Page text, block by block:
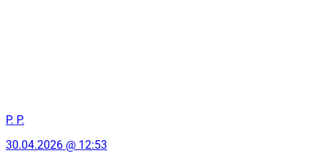
P. P.
30.04.2026 @ 12:53